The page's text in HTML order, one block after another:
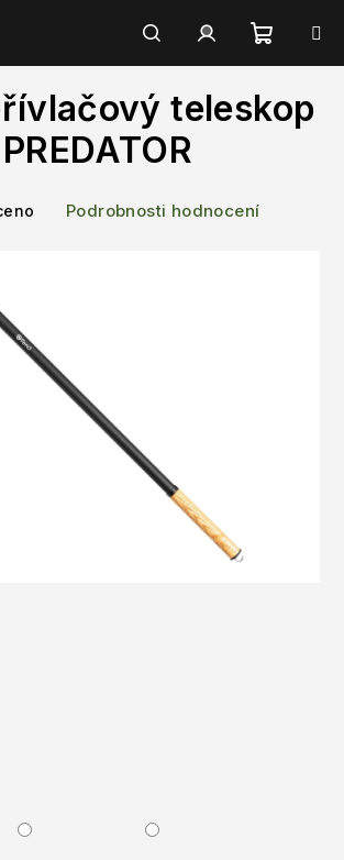
HledatPřihlášení
košík
teleskop
PREDATOR
Podrobnosti hodnocení